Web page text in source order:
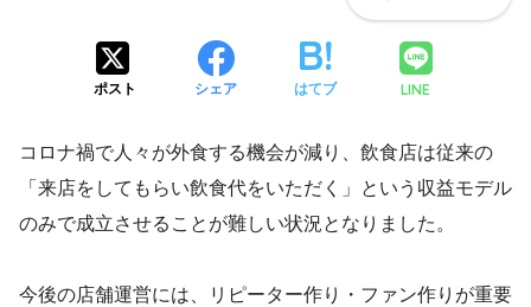
ポスト シェア はてブ LINE
コロナ禍で人々が外食する機会が減り、飲食店は従来の
「来店をしてもらい飲食代をいただく」という収益モデル
のみで成立させることが難しい状況となりました。
今後の店舗運営には、リピーター作り・ファン作りが重要